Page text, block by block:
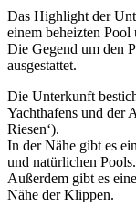
Das Highlight der
einem beheizten Pool
Die Gegend um den
ausgestattet.
Die Unterkunft
Yachthafens und der
Riesen‘).
In der Nähe gibt es
und natürlichen Pools.
Außerdem gibt es
Nähe der Klippen.